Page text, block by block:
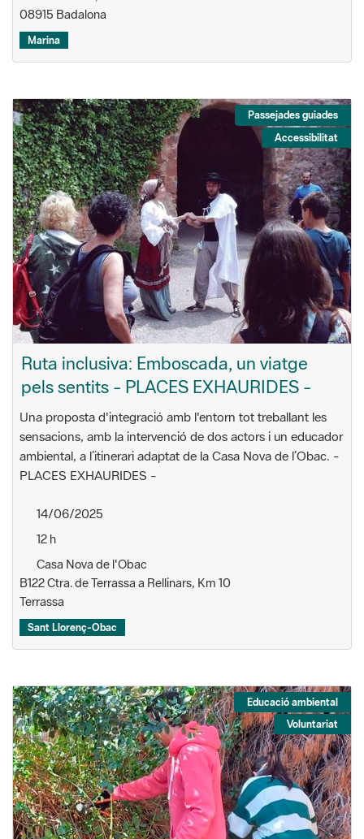
08915 Badalona
Marina
Passejades guiades
Accessibilitat
Ruta inclusiva: Emboscada, un viatge
pels sentits - PLACES EXHAURIDES -
Una proposta d'integració amb l'entorn tot treballant les
sensacions, amb la intervenció de dos actors i un educador
ambiental, a l’itinerari adaptat de la Casa Nova de l’Obac. -
PLACES EXHAURIDES -
14/06/2025
12 h
Casa Nova de l'Obac
B122 Ctra. de Terrassa a Rellinars, Km 10
Terrassa
Sant Llorenç-Obac
Educació ambiental
Voluntariat